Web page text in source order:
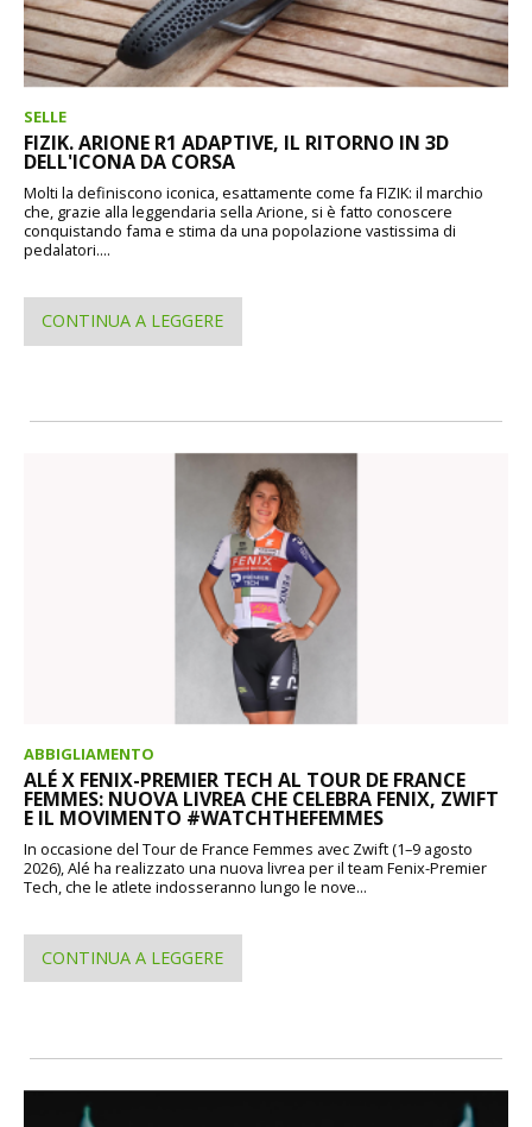
SELLE
FIZIK. ARIONE R1 ADAPTIVE, IL RITORNO IN 3D
DELL'ICONA DA CORSA
Molti la definiscono iconica, esattamente come fa FIZIK: il marchio
che, grazie alla leggendaria sella Arione, si è fatto conoscere
conquistando fama e stima da una popolazione vastissima di
pedalatori....
CONTINUA A LEGGERE
ABBIGLIAMENTO
ALÉ X FENIX-PREMIER TECH AL TOUR DE FRANCE
FEMMES: NUOVA LIVREA CHE CELEBRA FENIX, ZWIFT
E IL MOVIMENTO #WATCHTHEFEMMES
In occasione del Tour de France Femmes avec Zwift (1–9 agosto
2026), Alé ha realizzato una nuova livrea per il team Fenix-Premier
Tech, che le atlete indosseranno lungo le nove...
CONTINUA A LEGGERE